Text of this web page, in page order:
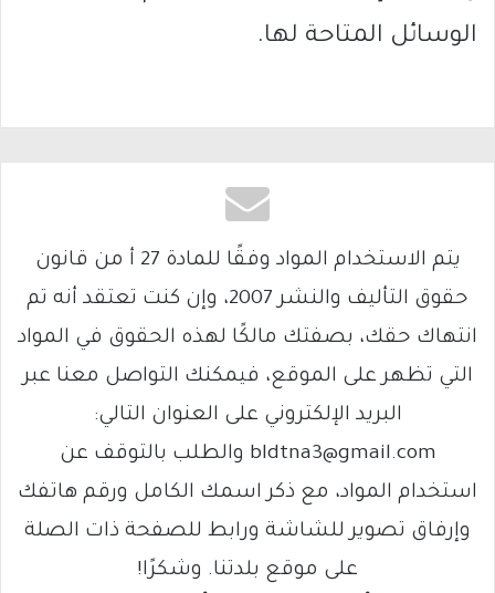
الوسائل المتاحة لها.
يتم الاستخدام المواد وفقًا للمادة 27 أ من قانون
حقوق التأليف والنشر 2007، وإن كنت تعتقد أنه تم
انتهاك حقك، بصفتك مالكًا لهذه الحقوق في المواد
التي تظهر على الموقع، فيمكنك التواصل معنا عبر
البريد الإلكتروني على العنوان التالي:
bldtna3@gmail.com والطلب بالتوقف عن
استخدام المواد، مع ذكر اسمك الكامل ورقم هاتفك
وإرفاق تصوير للشاشة ورابط للصفحة ذات الصلة
على موقع بلدتنا. وشكرًا!